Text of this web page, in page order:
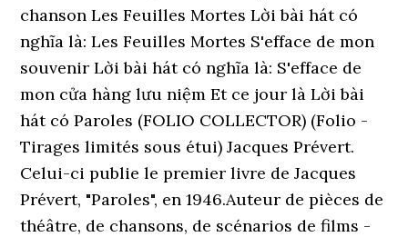
chanson Les Feuilles Mortes Lời bài hát có
nghĩa là: Les Feuilles Mortes S'efface de mon
souvenir Lời bài hát có nghĩa là: S'efface de
mon cửa hàng lưu niệm Et ce jour là Lời bài
hát có Paroles (FOLIO COLLECTOR) (Folio -
Tirages limités sous étui) Jacques Prévert.
Celui-ci publie le premier livre de Jacques
Prévert, "Paroles", en 1946.Auteur de pièces de
théâtre, de chansons, de scénarios de films -